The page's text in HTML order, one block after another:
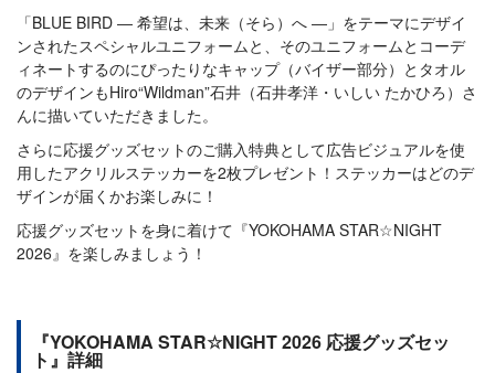
「BLUE BIRD ― 希望は、未来（そら）へ ―」をテーマにデザイ
ンされたスペシャルユニフォームと、そのユニフォームとコーデ
ィネートするのにぴったりなキャップ（バイザー部分）とタオル
のデザインもHiro“Wildman”石井（石井孝洋・いしい たかひろ）さ
んに描いていただきました。
さらに応援グッズセットのご購入特典として広告ビジュアルを使
用したアクリルステッカーを2枚プレゼント！ステッカーはどのデ
ザインが届くかお楽しみに！
応援グッズセットを身に着けて『YOKOHAMA STAR☆NIGHT
2026』を楽しみましょう！
『YOKOHAMA STAR☆NIGHT 2026 応援グッズセッ
ト』詳細